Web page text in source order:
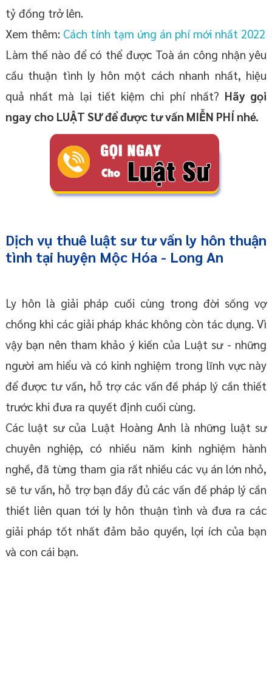
tỷ đồng trở lên.
Xem thêm: Cách tính tạm ứng án phí mới nhất 2022
Làm thế nào để có thể được Toà án công nhận yêu
cầu thuận tình ly hôn một cách nhanh nhất, hiệu
quả nhất mà lại tiết kiệm chi phí nhất? Hãy gọi
ngay cho LUẬT SƯ để được tư vấn MIỄN PHÍ nhé.
Dịch vụ thuê luật sư tư vấn ly hôn thuận
tình tại huyện Mộc Hóa - Long An
Ly hôn là giải pháp cuối cùng trong đời sống vợ
chồng khi các giải pháp khác không còn tác dụng. Vì
vậy bạn nên tham khảo ý kiến của Luật sư - những
người am hiểu và có kinh nghiệm trong lĩnh vực này
để được tư vấn, hỗ trợ các vấn đề pháp lý cần thiết
trước khi đưa ra quyết định cuối cùng.
Các luật sư của Luật Hoàng Anh là những luật sư
chuyên nghiệp, có nhiều năm kinh nghiệm hành
nghề, đã từng tham gia rất nhiều các vụ án lớn nhỏ,
sẽ tư vấn, hỗ trợ bạn đầy đủ các vấn đề pháp lý cần
thiết liên quan tới ly hôn thuận tình và đưa ra các
giải pháp tốt nhất đảm bảo quyền, lợi ích của bạn
và con cái bạn.